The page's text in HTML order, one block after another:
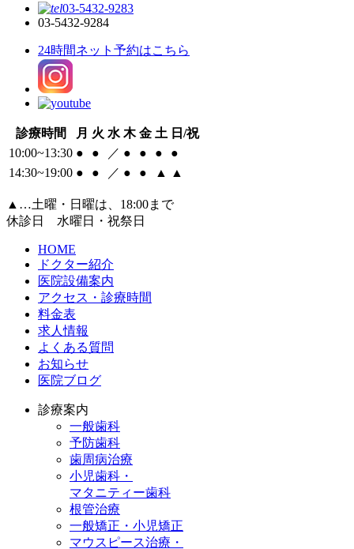
03-5432-9283
03-5432-9284
24時間ネット予約はこちら
診療時間 月 火 水 木 金 土 日/祝
10:00~13:30 ● ● ／ ● ● ●
●
14:30~19:00 ● ● ／ ● ● ▲ ▲
▲ …土曜・日曜は、18:00まで
休診日 水曜日・祝祭日
HOME
ドクター紹介
医院設備案内
アクセス・診療時間
料金表
求人情報
よくある質問
お知らせ
医院ブログ
診療案内
一般歯科
予防歯科
歯周病治療
小児歯科・
マタニティー歯科
根管治療
一般矯正・小児矯正
マウスピース治療・